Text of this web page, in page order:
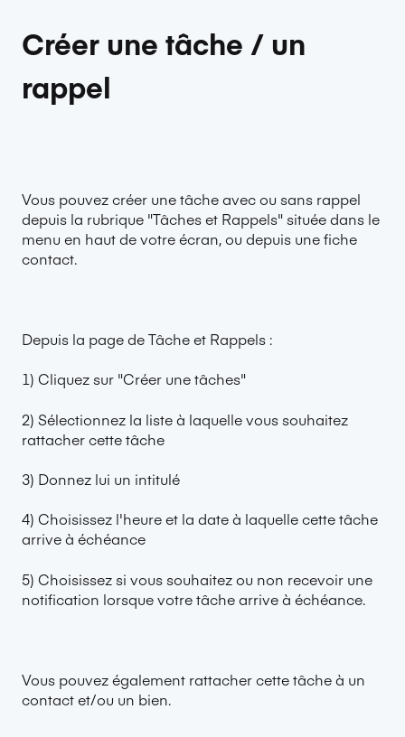
Créer une tâche / un
rappel
Vous pouvez créer une tâche avec ou sans rappel
depuis la rubrique "Tâches et Rappels" située dans le
menu en haut de votre écran, ou depuis une fiche
contact.
Depuis la page de Tâche et Rappels :
1) Cliquez sur "Créer une tâches"
2) Sélectionnez la liste à laquelle vous souhaitez
rattacher cette tâche
3) Donnez lui un intitulé
4) Choisissez l'heure et la date à laquelle cette tâche
arrive à échéance
5) Choisissez si vous souhaitez ou non recevoir une
notification lorsque votre tâche arrive à échéance.
Vous pouvez également rattacher cette tâche à un
contact et/ou un bien.